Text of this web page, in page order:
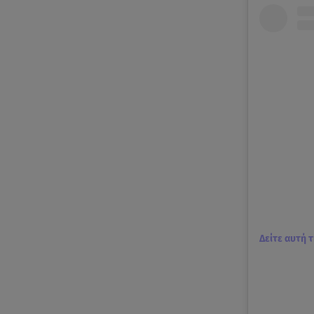
Δείτε αυτή